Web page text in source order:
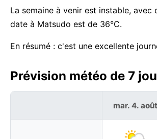
La semaine à venir est instable,
date à Matsudo est de 36°C.
En résumé : c'est une excellente
Prévision météo de 7
mar. 4. août